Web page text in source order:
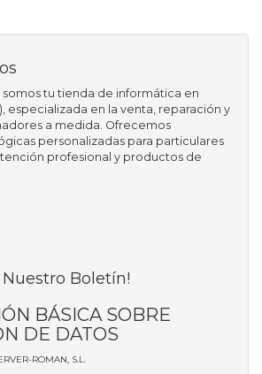
somos tu tienda de informática en
especializada en la venta, reparación y
a medida. Ofrecemos
personalizadas para particulares
profesional y productos de
Nuestro Boletín!
BÁSICA SOBRE
DE DATOS
ROMAN, S.L.